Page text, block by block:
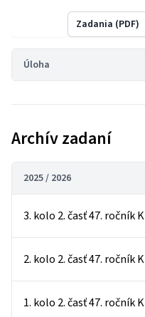
Zadania (PDF)
Úloha
Archív zadaní
2025 / 2026
3. kolo 2. časť 47. ročník
2. kolo 2. časť 47. ročník
1. kolo 2. časť 47. ročník